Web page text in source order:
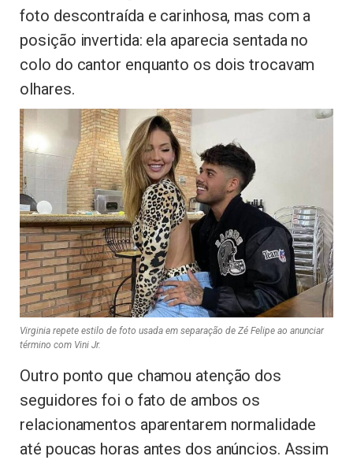
foto descontraída e carinhosa, mas com a
posição invertida: ela aparecia sentada no
colo do cantor enquanto os dois trocavam
olhares.
Virginia repete estilo de foto usada em separação de Zé Felipe ao anunciar
término com Vini Jr.
Outro ponto que chamou atenção dos
seguidores foi o fato de ambos os
relacionamentos aparentarem normalidade
até poucas horas antes dos anúncios. Assim